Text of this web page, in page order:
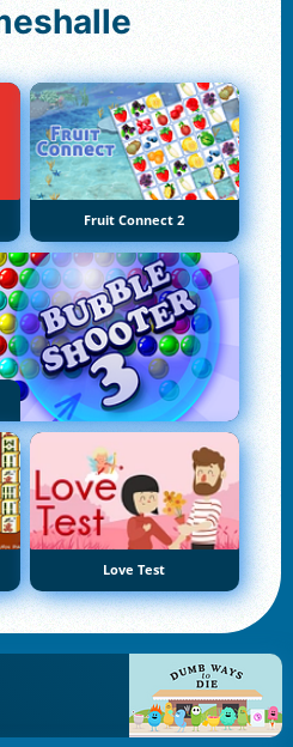
Fruit Connect 2
Love Test